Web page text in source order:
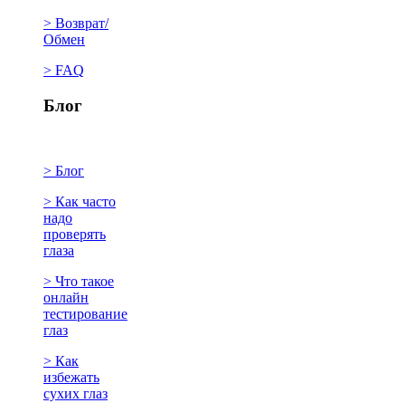
> Возврат/
Обмен
> FAQ
Блог
> Блог
> Как часто
надо
проверять
глаза
> Что такое
онлайн
тестирование
глаз
> Как
избежать
сухих глаз